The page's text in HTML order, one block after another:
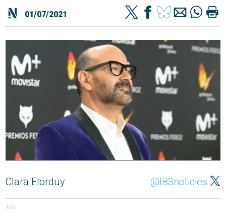
01/07/2021
Clara Elorduy @IB3noticies
195